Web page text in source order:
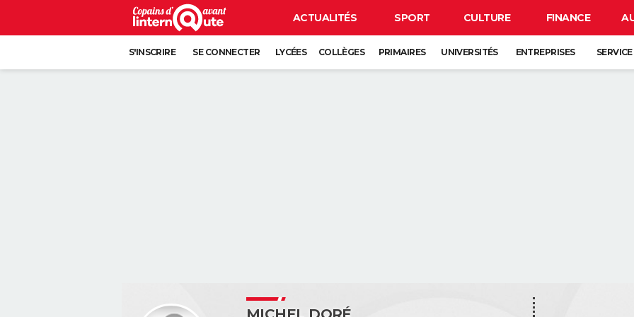
ACTUALITÉS SPORT CULTURE FINANCE
S'INSCRIRE SE CONNECTER LYCÉES COLLÈGES PRIMAIRES UNIVERSITÉS ENTREPRISES